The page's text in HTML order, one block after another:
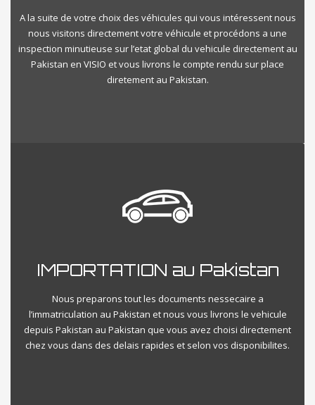
A la suite de votre choix des véhicules qui vous intéressent nous
nous visitons directement votre véhicule et procédons a une
inspection minutieuse sur l’etat global du vehicule directement au
Pakistan en VISIO et vous livrons le compte rendu sur place
diretement au Pakistan.
IMPORTATION au Pakistan
Nous preparons tout les documents nessecaire a
l’immatriculation au Pakistan et nous vous livrons le vehicule
depuis Pakistan au Pakistan que vous avez choisi directement
chez vous dans des delais rapides et selon vos disponibilites.